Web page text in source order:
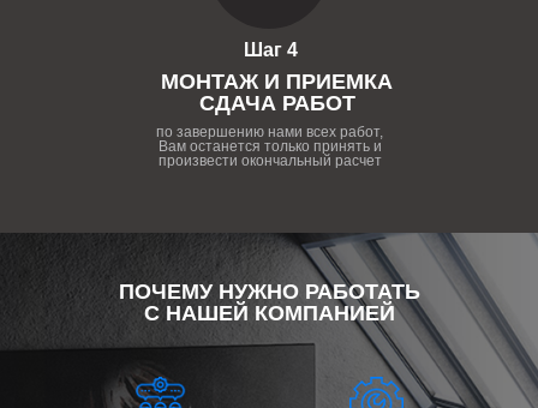
Шаг 4
МОНТАЖ И ПРИЕМКА
СДАЧА РАБОТ
по завершению нами всех работ,
Вам останется только принять и
произвести окончальный расчет
ПОЧЕМУ НУЖНО РАБОТАТЬ
С НАШЕЙ КОМПАНИЕЙ